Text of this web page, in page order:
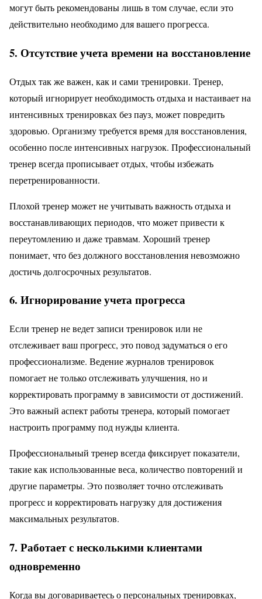
могут быть рекомендованы лишь в том случае, если это
действительно необходимо для вашего прогресса.
5. Отсутствие учета времени на восстановление
Отдых так же важен, как и сами тренировки. Тренер,
который игнорирует необходимость отдыха и настаивает на
интенсивных тренировках без пауз, может повредить
здоровью. Организму требуется время для восстановления,
особенно после интенсивных нагрузок. Профессиональный
тренер всегда прописывает отдых, чтобы избежать
перетренированности.
Плохой тренер может не учитывать важность отдыха и
восстанавливающих периодов, что может привести к
переутомлению и даже травмам. Хороший тренер
понимает, что без должного восстановления невозможно
достичь долгосрочных результатов.
6. Игнорирование учета прогресса
Если тренер не ведет записи тренировок или не
отслеживает ваш прогресс, это повод задуматься о его
профессионализме. Ведение журналов тренировок
помогает не только отслеживать улучшения, но и
корректировать программу в зависимости от достижений.
Это важный аспект работы тренера, который помогает
настроить программу под нужды клиента.
Профессиональный тренер всегда фиксирует показатели,
такие как использованные веса, количество повторений и
другие параметры. Это позволяет точно отслеживать
прогресс и корректировать нагрузку для достижения
максимальных результатов.
7. Работает с несколькими клиентами
одновременно
Когда вы договариваетесь о персональных тренировках,